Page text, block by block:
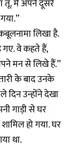
तू. मैं अपने दूसरे
लिखा है.
गए. वे कहते हैं,
मन से लिखे हैं.’’
के बाद उनके
दिन उन्होंने देखा
गाड़ी से घर
हो गया. घर
था.